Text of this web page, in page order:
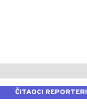
ČITAOCI REPORTERI